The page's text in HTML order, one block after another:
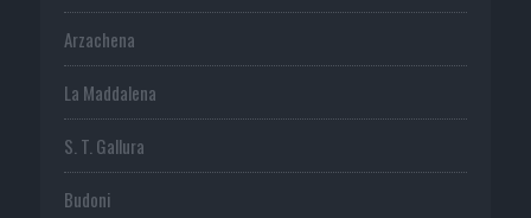
Arzachena
La Maddalena
S. T. Gallura
Budoni